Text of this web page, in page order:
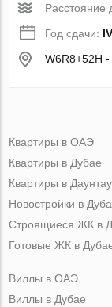
Расстояние
Год сдачи:
W6R8+52H
Квартиры в ОАЭ
Квартиры в Дубае
Квартиры в
Новостройки в
Строящиеся ЖК в
Готовые ЖК в
Виллы в ОАЭ
Виллы в Дубае